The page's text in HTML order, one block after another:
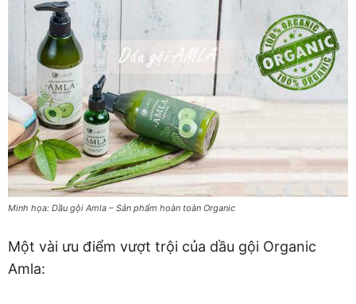
Minh họa: Dầu gội Amla – Sản phẩm hoàn toàn Organic
Một vài ưu điểm vượt trội của dầu gội Organic
Amla: